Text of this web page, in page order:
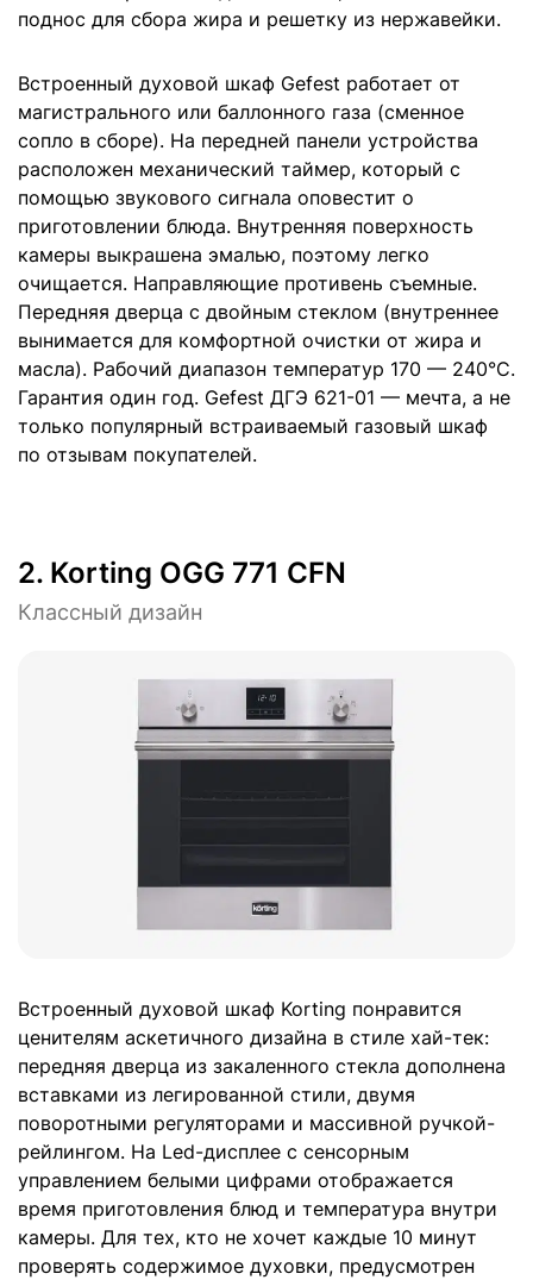
поднос для сбора жира и решетку из нержавейки.
Встроенный духовой шкаф Gefest работает от
магистрального или баллонного газа (сменное
сопло в сборе). На передней панели устройства
расположен механический таймер, который с
помощью звукового сигнала оповестит о
приготовлении блюда. Внутренняя поверхность
камеры выкрашена эмалью, поэтому легко
очищается. Направляющие противень съемные.
Передняя дверца с двойным стеклом (внутреннее
вынимается для комфортной очистки от жира и
масла). Рабочий диапазон температур 170 — 240°C.
Гарантия один год. Gefest ДГЭ 621-01 — мечта, а не
только популярный встраиваемый газовый шкаф
по отзывам покупателей.
2. Korting OGG 771 CFN
Классный дизайн
Встроенный духовой шкаф Korting понравится
ценителям аскетичного дизайна в стиле хай-тек:
передняя дверца из закаленного стекла дополнена
вставками из легированной стили, двумя
поворотными регуляторами и массивной ручкой-
рейлингом. На Led-дисплее с сенсорным
управлением белыми цифрами отображается
время приготовления блюд и температура внутри
камеры. Для тех, кто не хочет каждые 10 минут
проверять содержимое духовки, предусмотрен